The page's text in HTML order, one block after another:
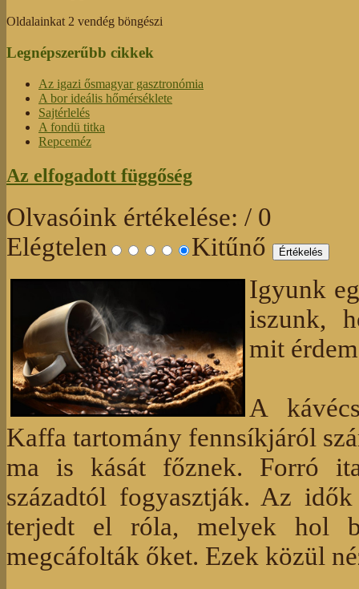
Oldalainkat 2 vendég böngészi
Legnépszerűbb cikkek
Az igazi ősmagyar gasztronómia
A bor ideális hőmérséklete
Sajtérlelés
A fondü titka
Repceméz
Az elfogadott függőség
Olvasóink értékelése: / 0
Elégtelen
Kitűnő
Igyunk
iszunk,
mit
A
Kaffa tartomány fennsíkjáról
ma is kását főznek. Forró
századtól fogyasztják. Az
terjedt el róla, melyek hol
megcáfolták őket. Ezek közül